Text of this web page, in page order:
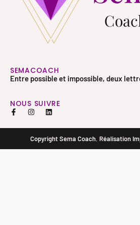
SEMACOACH
Entre possible et impossible, deux
NOUS SUIVRE
Copyright Sema Coach. Réalisation